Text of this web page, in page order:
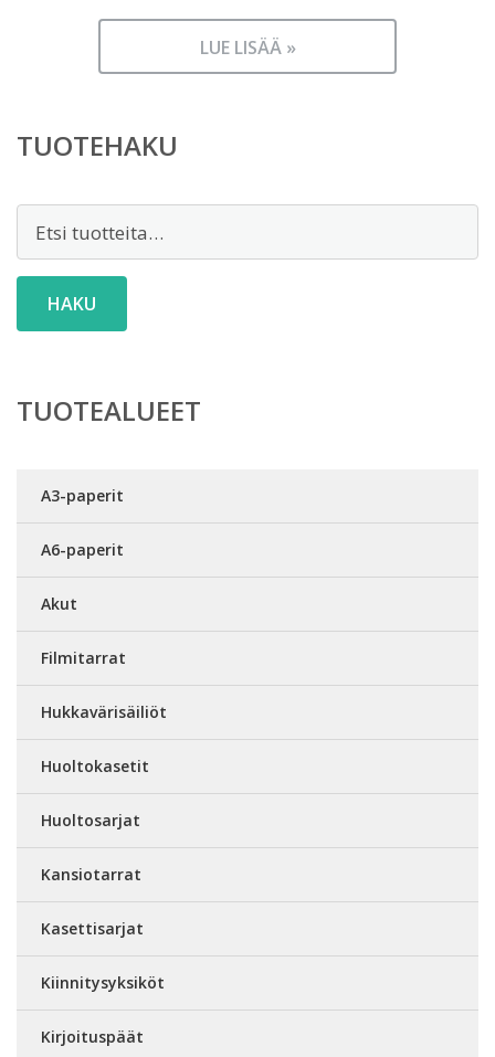
LUE LISÄÄ »
TUOTEHAKU
HAKU
TUOTEALUEET
A3-paperit
A6-paperit
Akut
Filmitarrat
Hukkavärisäiliöt
Huoltokasetit
Huoltosarjat
Kansiotarrat
Kasettisarjat
Kiinnitysyksiköt
Kirjoituspäät